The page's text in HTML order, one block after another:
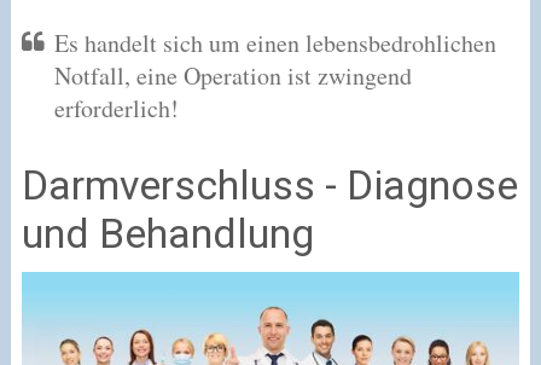
Es handelt sich um einen lebensbedrohlichen
Notfall, eine Operation ist zwingend
erforderlich!
Darmverschluss - Diagnose
und Behandlung